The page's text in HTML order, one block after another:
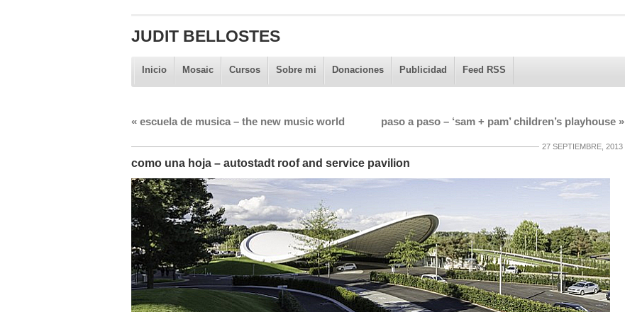
JUDIT BELLOSTES
Inicio Mosaic Cursos Sobre mi Donaciones Publicidad Feed RSS
«escuela de musica – the new music world paso a paso – ‘sam + pam’ children’s playhouse »
27 SEPTIEMBRE, 2013
como una hoja – autostadt roof and service pavilion